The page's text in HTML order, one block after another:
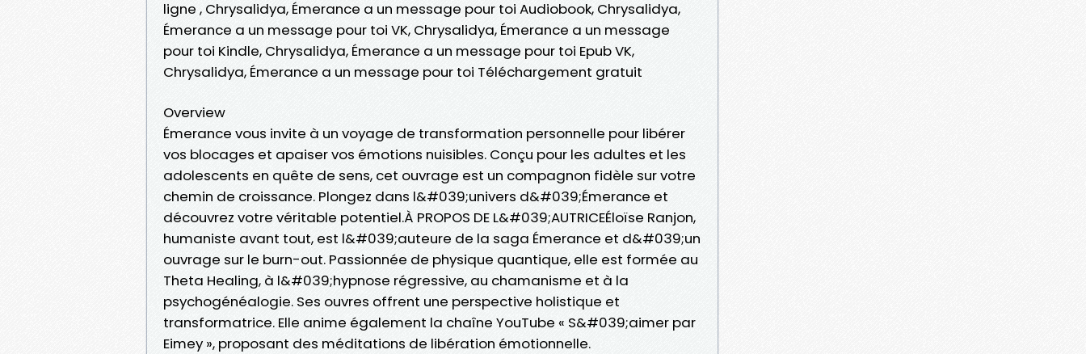
ligne , Chrysalidya, Émerance a un message pour toi Audiobook, Chrysalidya,
Émerance a un message pour toi VK, Chrysalidya, Émerance a un message
pour toi Kindle, Chrysalidya, Émerance a un message pour toi Epub VK,
Chrysalidya, Émerance a un message pour toi Téléchargement gratuit
Overview
Émerance vous invite à un voyage de transformation personnelle pour libérer
vos blocages et apaiser vos émotions nuisibles. Conçu pour les adultes et les
adolescents en quête de sens, cet ouvrage est un compagnon fidèle sur votre
chemin de croissance. Plongez dans l&#039;univers d&#039;Émerance et
découvrez votre véritable potentiel.À PROPOS DE L&#039;AUTRICEÉloïse Ranjon,
humaniste avant tout, est l&#039;auteure de la saga Émerance et d&#039;un
ouvrage sur le burn-out. Passionnée de physique quantique, elle est formée au
Theta Healing, à l&#039;hypnose régressive, au chamanisme et à la
psychogénéalogie. Ses ouvres offrent une perspective holistique et
transformatrice. Elle anime également la chaîne YouTube « S&#039;aimer par
Eimey », proposant des méditations de libération émotionnelle.